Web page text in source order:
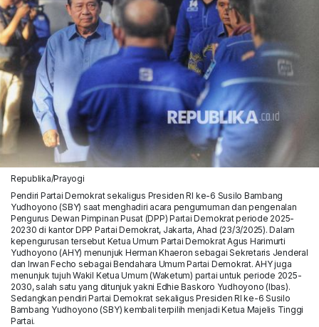
Republika/Prayogi
Pendiri Partai Demokrat sekaligus Presiden RI ke-6 Susilo Bambang
Yudhoyono (SBY) saat menghadiri acara pengumuman dan pengenalan
Pengurus Dewan Pimpinan Pusat (DPP) Partai Demokrat periode 2025-
20230 di kantor DPP Partai Demokrat, Jakarta, Ahad (23/3/2025). Dalam
kepengurusan tersebut Ketua Umum Partai Demokrat Agus Harimurti
Yudhoyono (AHY) menunjuk Herman Khaeron sebagai Sekretaris Jenderal
dan Irwan Fecho sebagai Bendahara Umum Partai Demokrat. AHY juga
menunjuk tujuh Wakil Ketua Umum (Waketum) partai untuk periode 2025-
2030, salah satu yang ditunjuk yakni Edhie Baskoro Yudhoyono (Ibas).
Sedangkan pendiri Partai Demokrat sekaligus Presiden RI ke-6 Susilo
Bambang Yudhoyono (SBY) kembali terpilih menjadi Ketua Majelis Tinggi
Partai.